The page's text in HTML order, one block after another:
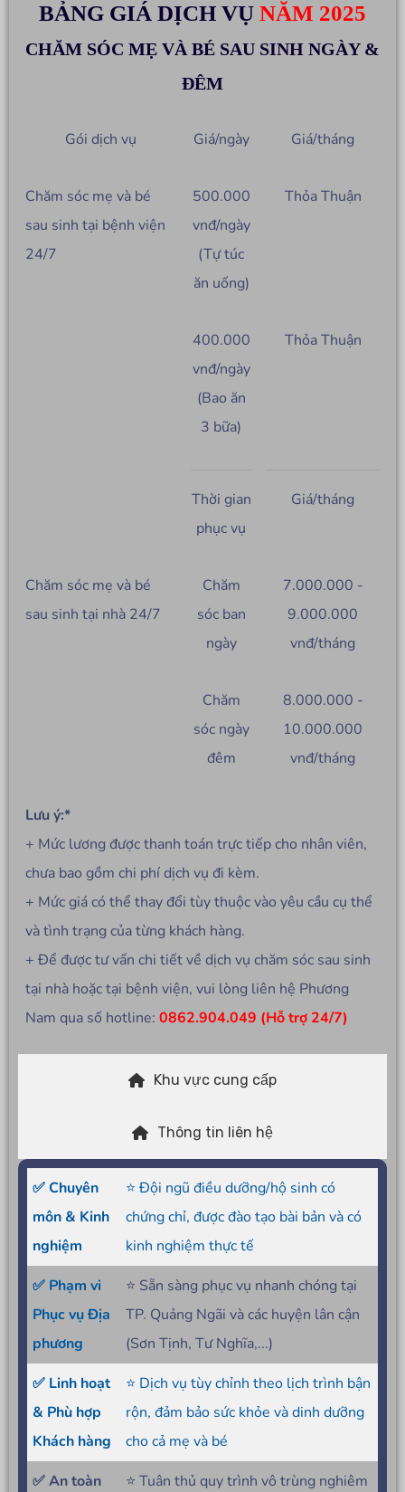
BẢNG GIÁ DỊCH VỤ NĂM 2025
CHĂM SÓC MẸ VÀ BÉ SAU SINH NGÀY &
ĐÊM
Gói dịch vụ Giá/ngày Giá/tháng
Chăm sóc mẹ và bé
sau sinh tại bệnh viện
24/7
500.000
vnđ/ngày
(Tự túc
ăn uống)
Thỏa Thuận
400.000
vnđ/ngày
(Bao ăn
3 bữa)
Thỏa Thuận
Thời gian
phục vụ
Giá/tháng
Chăm sóc mẹ và bé
sau sinh tại nhà 24/7
Chăm
sóc ban
ngày
7.000.000 -
9.000.000
vnđ/tháng
Chăm
sóc ngày
đêm
8.000.000 -
10.000.000
vnđ/tháng
Lưu ý:*
+ Mức lương được thanh toán trực tiếp cho nhân viên,
chưa bao gồm chi phí dịch vụ đi kèm.
+ Mức giá có thể thay đổi tùy thuộc vào yêu cầu cụ thể
và tình trạng của từng khách hàng.
+ Để được tư vấn chi tiết về dịch vụ chăm sóc sau sinh
tại nhà hoặc tại bệnh viện, vui lòng liên hệ Phương
Nam qua số hotline: 0862.904.049 (Hỗ trợ 24/7)
Khu vực cung cấp
Thông tin liên hệ
✅ Chuyên
môn & Kinh
nghiệm
⭐ Đội ngũ điều dưỡng/hộ sinh có
chứng chỉ, được đào tạo bài bản và có
kinh nghiệm thực tế
✅ Phạm vi
Phục vụ Địa
phương
⭐ Sẵn sàng phục vụ nhanh chóng tại
TP. Quảng Ngãi và các huyện lân cận
(Sơn Tịnh, Tư Nghĩa,...)
✅ Linh hoạt
& Phù hợp
Khách hàng
⭐ Dịch vụ tùy chỉnh theo lịch trình bận
rộn, đảm bảo sức khỏe và dinh dưỡng
cho cả mẹ và bé
✅ An toàn
⭐ Tuân thủ quy trình vô trùng nghiêm